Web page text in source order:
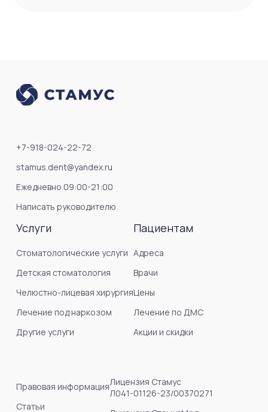
+7-918-024-22-72
stamus.dent@yandex.ru
Ежедневно 09:00-21:00
Написать руководителю
Услуги
Стоматологические услуги
Детская стоматология
Челюстно-лицевая хирургия
Лечение под наркозом
Другие услуги
Пациентам
Адреса
Врачи
Цены
Лечение по ДМС
Акции и скидки
Правовая информация
Статьи
Лицензия Стамус
Л041-01126-23/00370271